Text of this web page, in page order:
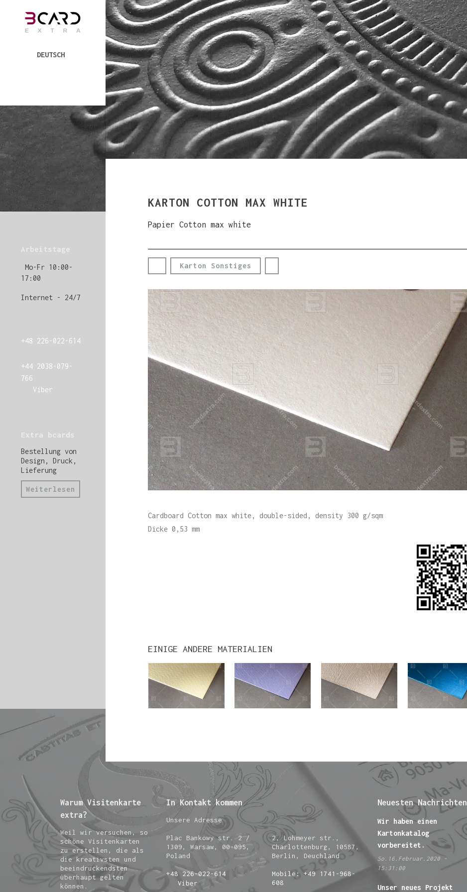
DEUTSCH
KARTON COTTON MAX WHITE
Papier Cotton max white
Karton Sonstiges
Cardboard Cotton max white, double-sided, density 300 g/sqm
Dicke 0,53 mm
EINIGE ANDERE MATERIALIEN
Arbeitstage
Mo-Fr 10:00-
17:00
Internet - 24/7
+48 226-022-614
+44 2038-079-
766
Viber
Extra bcards
Bestellung von
Design, Druck,
Lieferung
Weiterlesen
Warum Visitenkarte
extra?
Weil wir versuchen, so
schöne Visitenkarten
zu erstellen, die als
die kreativsten und
beeindruckendsten
überhaupt gelten
können.
In Kontakt kommen
Unsere Adresse
Plac Bankowy str. 2 /
1309, Warsaw, 00-095,
Poland
+48 226-022-614
Viber
2, Lohmeyer str.,
Charlottenburg, 10587,
Berlin, Deuchland
Mobile: +49 1741-968-
608
Neuesten Nachrichten
Wir haben einen
Kartonkatalog
vorbereitet.
So.16.Februar.2020 -
15:31:00
Unser neues Projekt